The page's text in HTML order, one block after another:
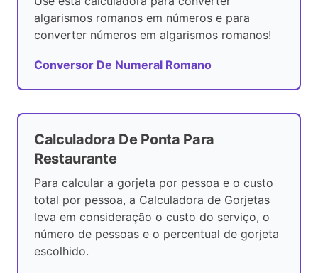
algarismos romanos em números e para
converter números em algarismos romanos!
Conversor De Numeral Romano
Calculadora De Ponta Para
Restaurante
Para calcular a gorjeta por pessoa e o custo
total por pessoa, a Calculadora de Gorjetas
leva em consideração o custo do serviço, o
número de pessoas e o percentual de gorjeta
escolhido.